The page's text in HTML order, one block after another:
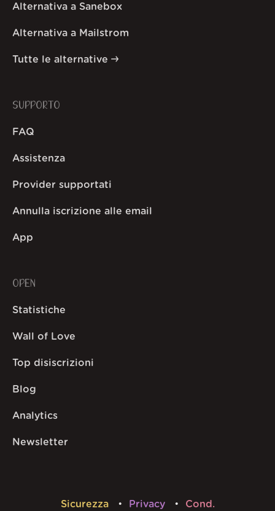
Alternativa a Sanebox
Alternativa a Mailstrom
Tutte le alternative
SUPPORTO
FAQ
Assistenza
Provider supportati
Annulla iscrizione alle email
App
OPEN
Statistiche
Wall of Love
Top disiscrizioni
Blog
Analytics
Newsletter
Sicurezza Privacy Cond.